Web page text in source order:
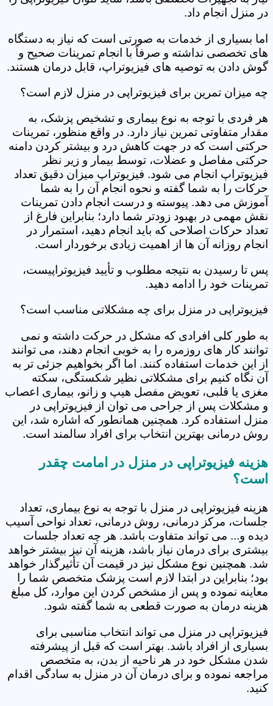
در منزل انجام داد.
اما بسیاری از خدمات به صورتی است که نیاز به دستگاه
های تخصصی نداشته و صرفاً با انجام تمرینات صحیح و
گوش دادن به توصیه های فیزیوتراپ، قابل درمان هستند.
چه میزان تمرین برای فیزیوتراپی در منزل لازم است؟
هر فردی با توجه به نوع بیماری و تشخیص پزشک، به
مقدار متفاوتی تمرین نیاز دارد. در واقع منظور، تمرینات
حرکتی است که در جهت کاهش درد و بیشتر کردن دامنه
حرکتی مفاصل و عضلات، توسط بیمار و زیر نظر
فیزیوتراپ انجام می شود. فیزیوتراپ میزان دقیق تعداد
حرکات را به شما گفته و نحوه انجام آن را به شما
آموزش می دهد. پیوسته و درست انجام دادن تمرینات
نقش مهمی در بهبود زودتر شما دارد؛ بنابراین فارغ از
تعداد حرکات اصلاحی که باید انجام دهید، استمرار در
انجام روزانه آن ها از اهمیت زیادی برخوردار است.
پس تا رسیدن به نتیجه مطلوب و تأیید فیزیوتراپیست،
تمرینات خود را ادامه دهید.
فیزیوتراپی در منزل برای چه مشکلاتی مناسب است؟
به طور کلی افرادی که مشکل در حرکت داشته و نمی
توانند کار های روزمره را به خوبی انجام دهند، می توانند
از این خدمات استفاده کنند. اما اگر بخواهیم جزئی تر به
آن نگاه کنیم برای مشکلاتی نظیر شکستگی، سکته
مغزی یا قلبی، تعویض مفصل هیپ و زانو، بیماری اعصاب
و مشکلات پس از جراحی می توان از فیزیوتراپی در
منزل استفاده کرد. همچنین همانطور که اشاره شد، این
روش درمانی بهترین انتخاب برای افراد سالمند است.
هزینه فیزیوتراپی در منزل در امامت چقدر
است؟
هزینه فیزیوتراپی در منزل با توجه به نوع بیماری، تعداد
جلسات، مرکز درمانی، روش درمانی، تعداد نواحی آسیب
دیده و... می تواند متفاوت باشد. هر چه تعداد جلسات
بیشتری برای درمان نیاز باشد، هزینه آن نیز بیشتر خواهد
شد. همچنین نوع مشکل نیز در قیمت آن تأثیرگذار خواهد
بود؛ بنابراین در ابتدا لازم است پزشک متخصص شما را
معاینه نموده و پس از مشخص کردن این موارد، کل مبلغ
هزینه درمان به صورت قطعی به شما گفته شود.
فیزیوتراپی در منزل می تواند انتخاب مناسبی برای
بسیاری از افراد باشد. بهتر است که قبل از پیشرفته
شدن مشکل خود در هر ناحیه از بدن، به متخصص
مراجعه نموده و برای درمان آن در منزل به سادگی اقدام
کنید.